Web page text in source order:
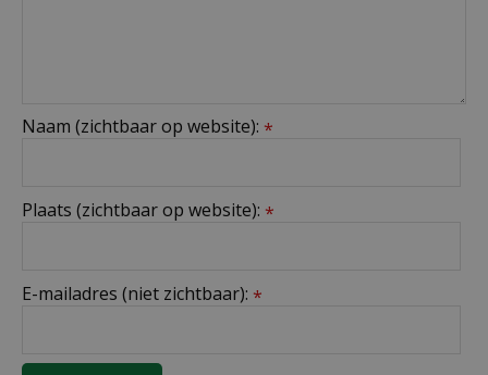
Naam (zichtbaar op website): *
Plaats (zichtbaar op website): *
E-mailadres (niet zichtbaar): *